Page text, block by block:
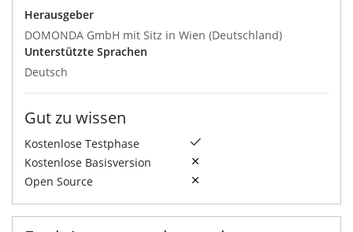
Herausgeber
DOMONDA GmbH mit Sitz in Wien (Deutschland)
Unterstützte Sprachen
Deutsch
Gut zu wissen
Kostenlose Testphase
Kostenlose Basisversion
Open Source